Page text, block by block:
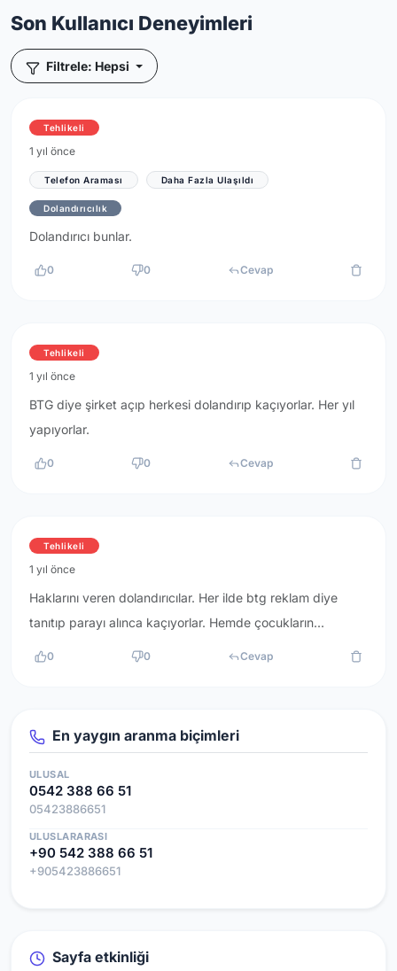
Son Kullanıcı Deneyimleri
Filtrele: Hepsi
Tehlikeli
1 yıl önce
Telefon Araması Daha Fazla Ulaşıldı
Dolandırıcılık
Dolandırıcı bunlar.
0 0 Cevap
Tehlikeli
1 yıl önce
BTG diye şirket açıp herkesi dolandırıp kaçıyorlar. Her yıl
yapıyorlar.
0 0 Cevap
Tehlikeli
1 yıl önce
Haklarını veren dolandırıcılar. Her ilde btg reklam diye
tanıtıp parayı alınca kaçıyorlar. Hemde çocukların...
0 0 Cevap
En yaygın aranma biçimleri
ULUSAL
0542 388 66 51
05423886651
ULUSLARARASI
+90 542 388 66 51
+905423886651
Sayfa etkinliği